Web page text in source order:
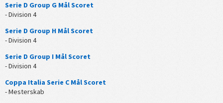
Serie D Group G Mål Scoret
- Division 4
Serie D Group H Mål Scoret
- Division 4
Serie D Group I Mål Scoret
- Division 4
Coppa Italia Serie C Mål Scoret
- Mesterskab